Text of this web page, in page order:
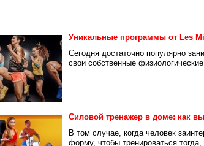
Уникальные программы от Les
Сегодня достаточно популярно
свои собственные
Силовой тренажер в доме: как
В том случае, когда человек
форму, чтобы тренироваться